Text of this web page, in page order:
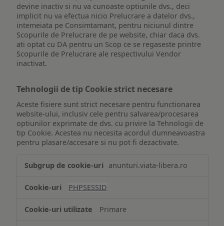
devine inactiv si nu va cunoaste optiunile dvs., deci
implicit nu va efectua nicio Prelucrare a datelor dvs.,
intemeiata pe Consimtamant, pentru niciunul dintre
Scopurile de Prelucrare de pe website, chiar daca dvs.
ati optat cu DA pentru un Scop ce se regaseste printre
Scopurile de Prelucrare ale respectivului Vendor
inactivat.
Tehnologii de tip Cookie strict necesare
Aceste fisiere sunt strict necesare pentru functionarea
website-ului, inclusiv cele pentru salvarea/procesarea
optiunilor exprimate de dvs. cu privire la Tehnologii de
tip Cookie. Acestea nu necesita acordul dumneavoastra
pentru plasare/accesare si nu pot fi dezactivate.
de
Cookie
necesare
anunturi.viata-libera.ro
PHPSESSID
Primare